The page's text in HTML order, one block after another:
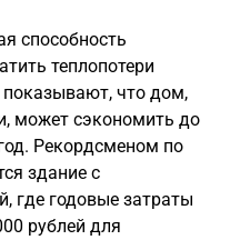
способность
теплопотери
показывают, что дом,
может сэкономить до
Рекордсменом по
здание с
где годовые затраты
рублей для